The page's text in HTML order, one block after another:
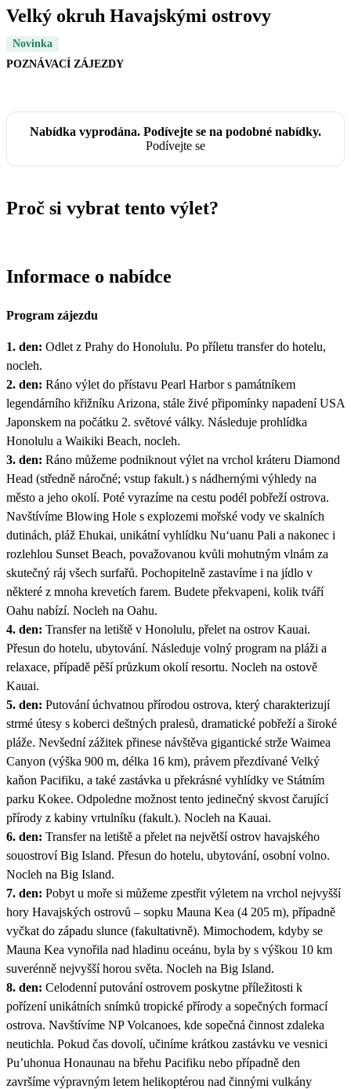
Velký okruh Havajskými ostrovy
Novinka
POZNÁVACÍ ZÁJEZDY
Nabídka vyprodána. Podívejte se na podobné nabídky.
Podívejte se
Proč si vybrat tento výlet?
Informace o nabídce
Program zájezdu
1. den: Odlet z Prahy do Honolulu. Po příletu transfer do hotelu,
nocleh.
2. den: Ráno výlet do přístavu Pearl Harbor s památníkem
legendárního křižníku Arizona, stále živé připomínky napadení USA
Japonskem na počátku 2. světové války. Následuje prohlídka
Honolulu a Waikiki Beach, nocleh.
3. den: Ráno můžeme podniknout výlet na vrchol kráteru Diamond
Head (středně náročné; vstup fakult.) s nádhernými výhledy na
město a jeho okolí. Poté vyrazíme na cestu podél pobřeží ostrova.
Navštívíme Blowing Hole s explozemi mořské vody ve skalních
dutinách, pláž Ehukai, unikátní vyhlídku Nu‘uanu Pali a nakonec i
rozlehlou Sunset Beach, považovanou kvůli mohutným vlnám za
skutečný ráj všech surfařů. Pochopitelně zastavíme i na jídlo v
některé z mnoha krevetích farem. Budete překvapeni, kolik tváří
Oahu nabízí. Nocleh na Oahu.
4. den: Transfer na letiště v Honolulu, přelet na ostrov Kauai.
Přesun do hotelu, ubytování. Následuje volný program na pláži a
relaxace, případě pěší průzkum okolí resortu. Nocleh na ostově
Kauai.
5. den: Putování úchvatnou přírodou ostrova, který charakterizují
strmé útesy s koberci deštných pralesů, dramatické pobřeží a široké
pláže. Nevšední zážitek přinese návštěva gigantické strže Waimea
Canyon (výška 900 m, délka 16 km), právem přezdívané Velký
kaňon Pacifiku, a také zastávka u překrásné vyhlídky ve Státním
parku Kokee. Odpoledne možnost tento jedinečný skvost čarující
přírody z kabiny vrtulníku (fakult.). Nocleh na Kauai.
6. den: Transfer na letiště a přelet na největší ostrov havajského
souostroví Big Island. Přesun do hotelu, ubytování, osobní volno.
Nocleh na Big Island.
7. den: Pobyt u moře si můžeme zpestřit výletem na vrchol nejvyšší
hory Havajských ostrovů – sopku Mauna Kea (4 205 m), případně
vyčkat do západu slunce (fakultativně). Mimochodem, kdyby se
Mauna Kea vynořila nad hladinu oceánu, byla by s výškou 10 km
suverénně nejvyšší horou světa. Nocleh na Big Island.
8. den: Celodenní putování ostrovem poskytne příležitosti k
pořízení unikátních snímků tropické přírody a sopečných formací
ostrova. Navštívíme NP Volcanoes, kde sopečná činnost zdaleka
neutichla. Pokud čas dovolí, učiníme krátkou zastávku ve vesnici
Pu’uhonua Honaunau na břehu Pacifiku nebo případně den
završíme výpravným letem helikoptérou nad činnými vulkány